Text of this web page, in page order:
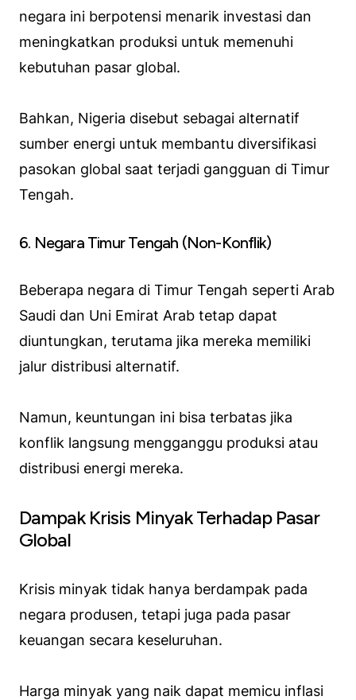
negara ini berpotensi menarik investasi dan
meningkatkan produksi untuk memenuhi
kebutuhan pasar global.
Bahkan, Nigeria disebut sebagai alternatif
sumber energi untuk membantu diversifikasi
pasokan global saat terjadi gangguan di Timur
Tengah.
6. Negara Timur Tengah (Non-Konflik)
Beberapa negara di Timur Tengah seperti Arab
Saudi dan Uni Emirat Arab tetap dapat
diuntungkan, terutama jika mereka memiliki
jalur distribusi alternatif.
Namun, keuntungan ini bisa terbatas jika
konflik langsung mengganggu produksi atau
distribusi energi mereka.
Dampak Krisis Minyak Terhadap Pasar
Global
Krisis minyak tidak hanya berdampak pada
negara produsen, tetapi juga pada pasar
keuangan secara keseluruhan.
Harga minyak yang naik dapat memicu inflasi